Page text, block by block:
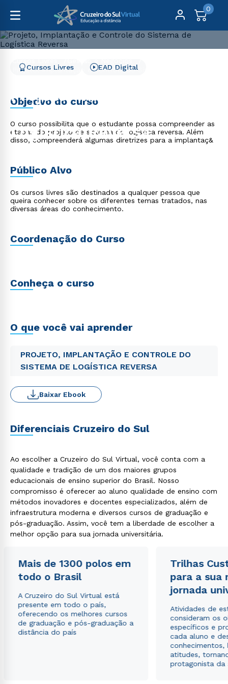
0
Projeto, Implantação e Controle do Sistema de Logística
Projeto, Implantação e
Controle do Sistema de
Logística Reversa
Cursos Livres EAD Digital
Objetivo do curso
O curso possibilita que o estudante possa compreender as
etapas do projeto de sistema de logística reversa. Além
disso, compreenderá algumas diretrizes para a implantaç&
Público Alvo
Os cursos livres são destinados a qualquer pessoa que
queira conhecer sobre os diferentes temas tratados, nas
diversas áreas do conhecimento.
Coordenação do Curso
Conheça o curso
O que você vai aprender
PROJETO, IMPLANTAÇÃO E CONTROLE DO
SISTEMA DE LOGÍSTICA REVERSA
Baixar Ebook
Diferenciais Cruzeiro do Sul
Ao escolher a Cruzeiro do Sul Virtual, você conta com a
qualidade e tradição de um dos maiores grupos
educacionais de ensino superior do Brasil. Nosso
compromisso é oferecer ao aluno qualidade de ensino com
métodos inovadores e docentes especializados, além de
infraestrutura moderna e diversos cursos de graduação e
pós-graduação. Assim, você tem a liberdade de escolher a
melhor opção para sua jornada universitária.
Mais de 1300 polos em
todo o Brasil
A Cruzeiro do Sul Virtual está
presente em todo o país,
oferecendo os melhores cursos
de graduação e pós-graduação a
distância do país
Trilhas
para a sua
jornada
Atividades de
consideram os
específicos e
cada aluno e
conhecimentos,
atitudes,
protagonista da